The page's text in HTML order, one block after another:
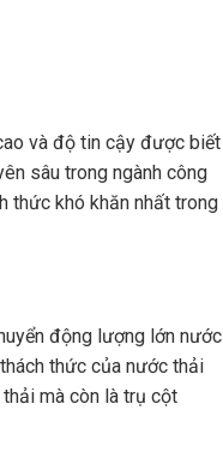
và độ tin cậy được biết
sâu trong ngành công
thức khó khăn nhất trong
động lượng lớn nước
thức của nước thải
mà còn là trụ cột